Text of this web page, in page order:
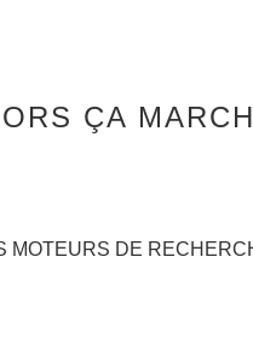
ÇA
MOTEURS DE